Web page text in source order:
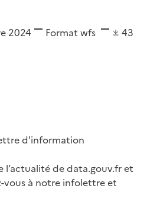
2024 Format wfs
43
d'information
l’actualité de data.gouv.fr et
vous à notre infolettre et